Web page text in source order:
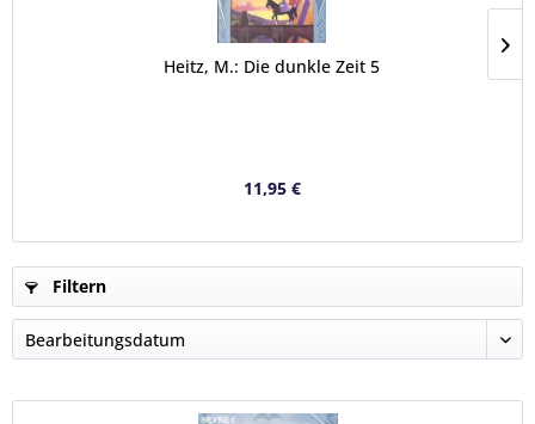
Heitz, M.: Die dunkle Zeit 5
11,95 €
Filtern